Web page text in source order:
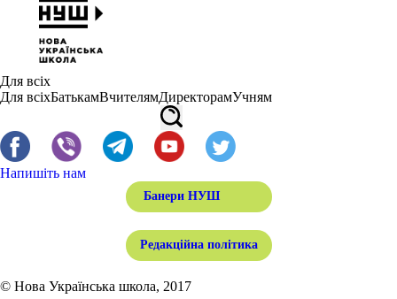
Для всіх
Для всіхБатькамВчителямДиректорамУчням
Напишіть нам
Банери НУШ
Редакційна політика
© Нова Українська школа, 2017